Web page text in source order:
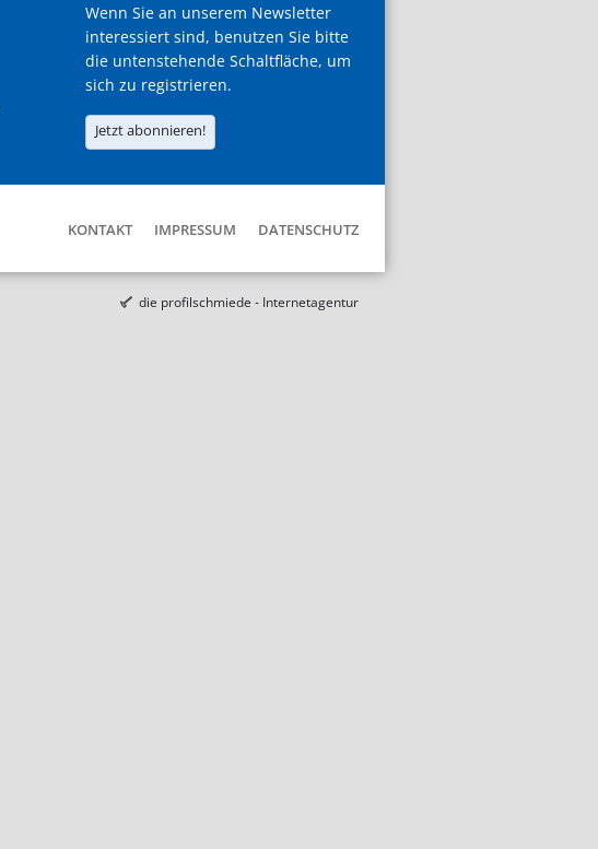
Wenn Sie an unserem Newsletter
interessiert sind, benutzen Sie bitte
die untenstehende Schaltfläche, um
sich zu registrieren.
Jetzt abonnieren!
KONTAKT IMPRESSUM DATENSCHUTZ
die profilschmiede - Internetagentur